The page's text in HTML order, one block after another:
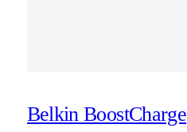
Belkin BoostCharge